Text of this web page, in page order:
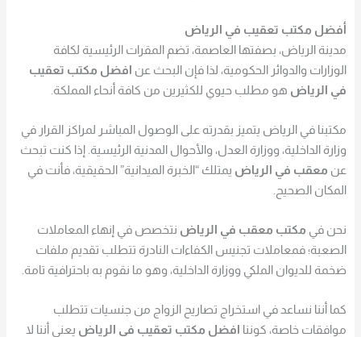
أفضل مكتب تعقيب في الرياض
مدينة الرياض، بصفتها العاصمة، تضم المقرات الرئيسية لكافة
الوزارات والدوائر الحكومية، لذا فإن البحث عن افضل مكتب تعقيب
في الرياض هو مطلب حيوي للكثيرين من كافة أنحاء المملكة.
مكتبنا في الرياض يتميز بقدرته على الوصول المباشر لمراكز القرار في
وزارة الداخلية، ووزارة العدل، والأحوال المدنية الرئيسية. إذا كنت تبحث
عن معقب في الرياض يمتلك “الخبرة الميدانية” الحقيقية، فأنت في
المكان الصحيح.
نحن في مكتب معقب في الرياض نتخصص في إنهاء المعاملات
الصعبة؛ فمعاملات تجنيس الكفاءات النادرة تتطلب تقديم ملفات
ضخمة للديوان الملكي ووزارة الداخلية، وهو ما نقوم به باحترافية تامة.
كما أننا نساعد في استخراج تصاريح الزواج من جنسيات تتطلب
موافقات خاصة، كوننا افضل مكتب تعقيب في الرياض يعني أننا لا